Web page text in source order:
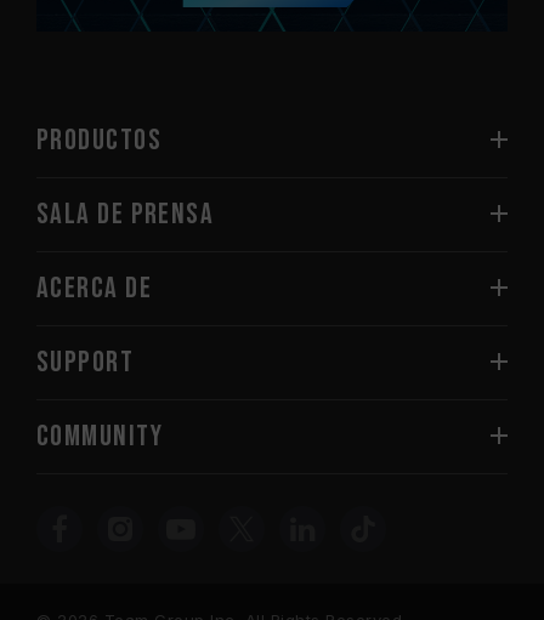
PRODUCTOS
Sala de prensa
Acerca de
SUPPORT
COMMUNITY